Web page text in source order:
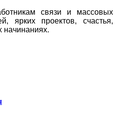
связи и массовых
ярких проектов, счастья,
начинаниях.